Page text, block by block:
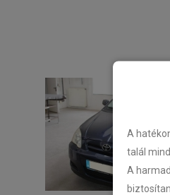
A
talál
A